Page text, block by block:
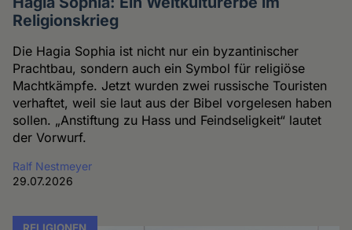
Religionskrieg
Die Hagia Sophia ist nicht nur ein byzantinischer
Prachtbau, sondern auch ein Symbol für religiöse
Machtkämpfe. Jetzt wurden zwei russische Touristen
verhaftet, weil sie laut aus der Bibel vorgelesen haben
sollen. „Anstiftung zu Hass und Feindseligkeit“ lautet
der Vorwurf.
Ralf Nestmeyer
29.07.2026
RELIGIONEN